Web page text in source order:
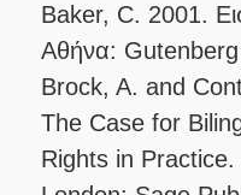
Baker, C. 2001.
Αθήνα:
Brock, A. and
The Case for
Rights in Practice.